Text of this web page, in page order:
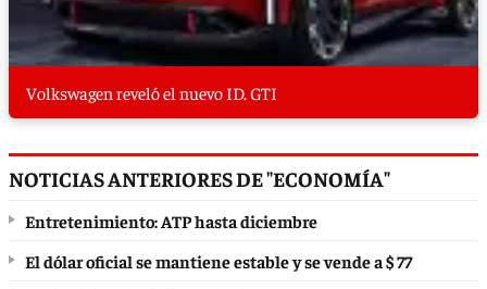
Volkswagen reveló el nuevo ID. GTI
NOTICIAS ANTERIORES DE "ECONOMÍA"
Entretenimiento: ATP hasta diciembre
El dólar oficial se mantiene estable y se vende a $ 77